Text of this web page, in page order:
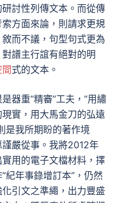
討性列傳文本。而從傳
方面來論，則請求更規
而不議，句型句式更為
譜主行誼有絕對的明
式的文本。
器重“精審”工夫，“用繡
實，用大馬金刀的弘遠
是我所期盼的著作境
嚴從事。我將2012年
用的電子文檔材料，擇
紀年事錄增訂本”，仍然
引文之準繩，出力豐盛